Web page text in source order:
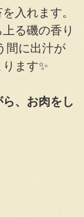
入れます。
る磯の香り
間に出汁が
ます✨
、お肉をし